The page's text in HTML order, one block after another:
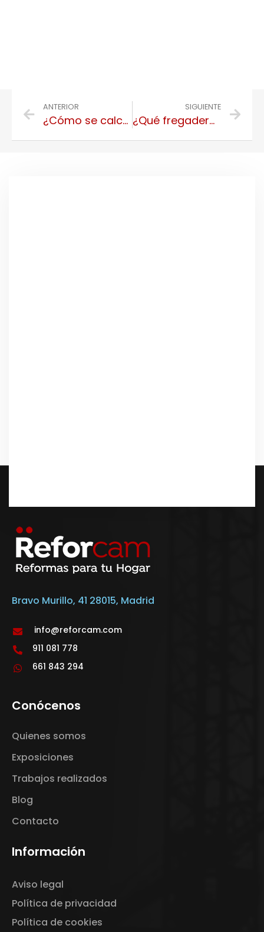
ANTERIOR
¿Cómo se calcula el presupuesto de una reforma integral?
SIGUIENTE
¿Qué fregadero usar para la cocina?
Bravo Murillo, 41 28015, Madrid
info@reforcam.com
911 081 778
661 843 294
Conócenos
Quienes somos
Exposiciones
Trabajos realizados
Blog
Contacto
Información
Aviso legal
Política de privacidad
Política de cookies